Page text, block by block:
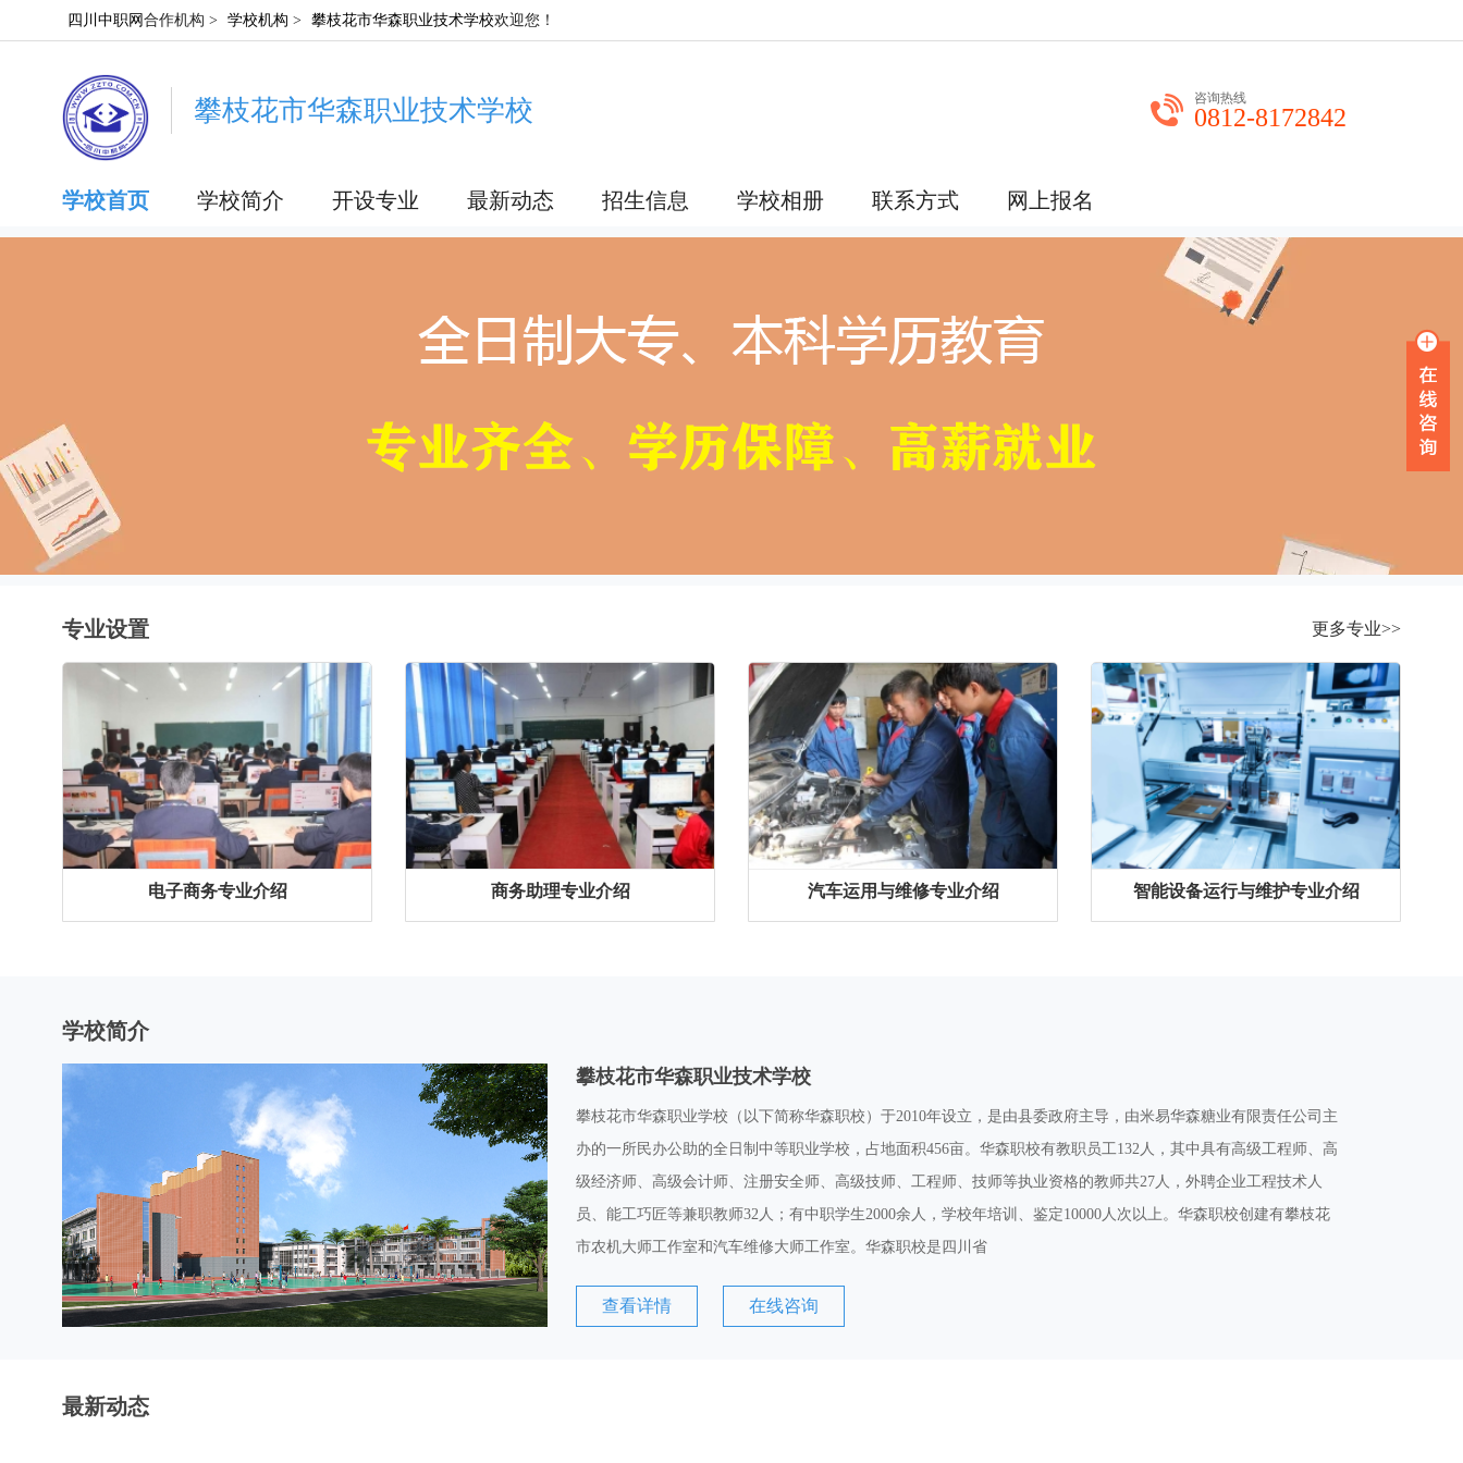
四川中职网 合作机构 > 学校机构 > 攀枝花市华森职业技术学校欢迎您！
攀枝花市华森职业技术学校 咨询热线
0812-8172842
学校首页 学校简介 开设专业 最新动态 招生信息 学校相册 联系方式 网上报名
专业设置 更多专业>>
电子商务专业介绍 商务助理专业介绍 汽车运用与维修专业介绍 智能设备运行与维护专业介绍
学校简介
攀枝花市华森职业技术学校
攀枝花市华森职业学校（以下简称华森职校）于2010年设立，是由县委政府主导，由米易华森糖业有限责任公司主
办的一所民办公助的全日制中等职业学校，占地面积456亩。华森职校有教职员工132人，其中具有高级工程师、高
级经济师、高级会计师、注册安全师、高级技师、工程师、技师等执业资格的教师共27人，外聘企业工程技术人
员、能工巧匠等兼职教师32人；有中职学生2000余人，学校年培训、鉴定10000人次以上。华森职校创建有攀枝花
市农机大师工作室和汽车维修大师工作室。华森职校是四川省
查看详情 在线咨询
最新动态